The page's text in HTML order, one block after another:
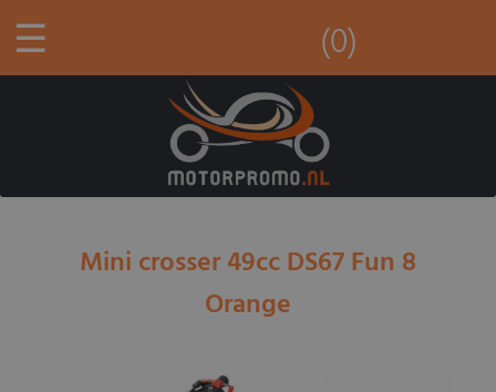
☰ (0)
Mini crosser 49cc DS67 Fun 8
Orange